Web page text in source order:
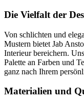
Die Vielfalt der
Von schlichten und
Mustern bietet Jab
Interieur bereichern.
Palette an Farben und
ganz nach Ihrem
Materialien und